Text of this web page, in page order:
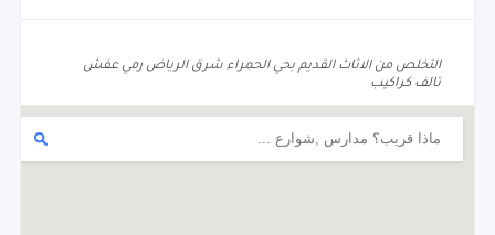
التخلص من الاثاث القديم بحي الحمراء شرق الرياض رمي عفش
تالف كراكيب